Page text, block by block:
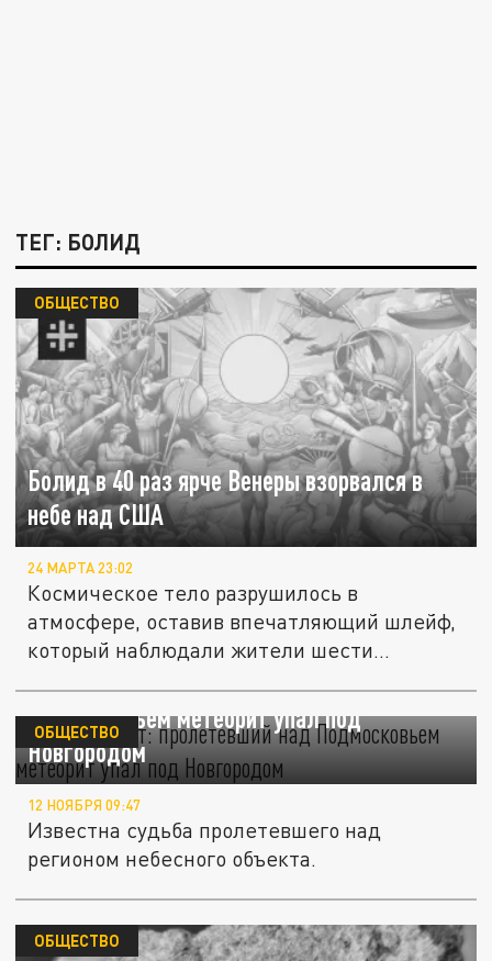
ТЕГ: БОЛИД
Болид в 40 раз ярче Венеры взорвался в
небе над США
ОБЩЕСТВО
24 МАРТА 23:02
Космическое тело разрушилось в
атмосфере, оставив впечатляющий шлейф,
который наблюдали жители шести...
"Уже продают": пролетевший над
Подмосковьем метеорит упал под
Новгородом
ОБЩЕСТВО
12 НОЯБРЯ 09:47
Известна судьба пролетевшего над
регионом небесного объекта.
ОБЩЕСТВО